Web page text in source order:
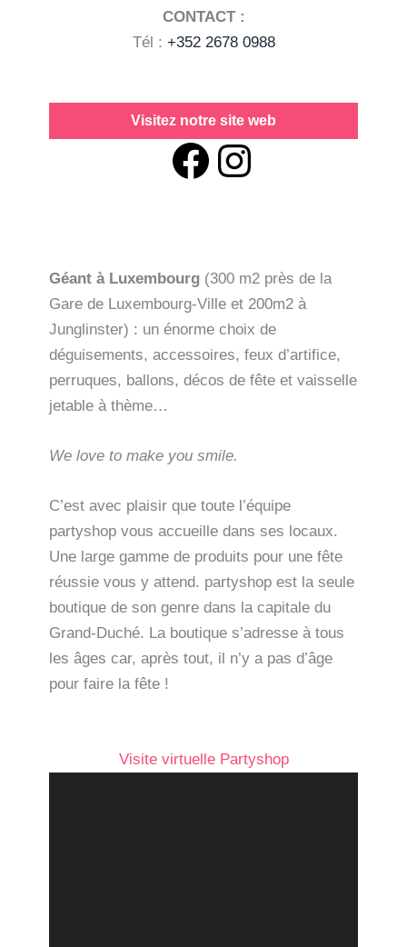
CONTACT :
Tél : +352 2678 0988
Visitez notre site web
Facebook Instagram
Géant à Luxembourg (300 m2 près de la
Gare de Luxembourg-Ville et 200m2 à
Junglinster) : un énorme choix de
déguisements, accessoires, feux d’artifice,
perruques, ballons, décos de fête et vaisselle
jetable à thème…
We love to make you smile.
C’est avec plaisir que toute l’équipe
partyshop vous accueille dans ses locaux.
Une large gamme de produits pour une fête
réussie vous y attend. partyshop est la seule
boutique de son genre dans la capitale du
Grand-Duché. La boutique s’adresse à tous
les âges car, après tout, il n’y a pas d’âge
pour faire la fête !
Visite virtuelle Partyshop